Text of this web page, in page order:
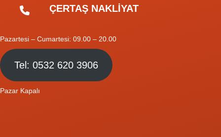
ÇERTAŞ NAKLİYAT
Pazartesi – Cumartesi: 09.00 – 20.00
Tel: 0532 620 3906
Pazar Kapalı